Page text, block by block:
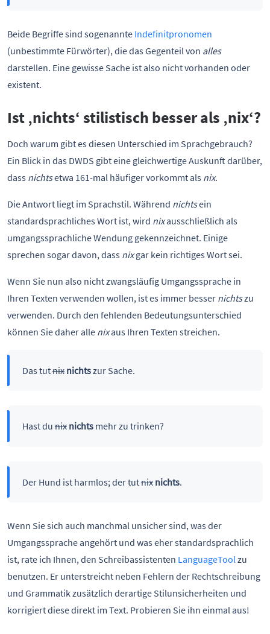
Beide Begriffe sind sogenannte Indefinitpronomen
(unbestimmte Fürwörter), die das Gegenteil von alles
darstellen. Eine gewisse Sache ist also nicht vorhanden oder
existent.
Ist ‚nichts‘ stilistisch besser als ‚nix‘?
Doch warum gibt es diesen Unterschied im Sprachgebrauch?
Ein Blick in das DWDS gibt eine gleichwertige Auskunft darüber,
dass nichtsetwa 161-mal häufiger vorkommt als nix.
Die Antwort liegt im Sprachstil. Während nichtsein
standardsprachliches Wort ist, wird nixausschließlich als
umgangssprachliche Wendung gekennzeichnet. Einige
sprechen sogar davon, dass nixgar kein richtiges Wort sei.
Wenn Sie nun also nicht zwangsläufig Umgangssprache in
Ihren Texten verwenden wollen, ist es immer besser nichtszu
verwenden. Durch den fehlenden Bedeutungsunterschied
können Sie daher alle nixaus Ihren Texten streichen.
Das tutnix nichtszur Sache.
Hast du nix nichtsmehr zu trinken?
Der Hund ist harmlos; der tutnix nichts.
Wenn Sie sich auch manchmal unsicher sind, was der
Umgangssprache angehört und was eher standardsprachlich
ist, rate ich Ihnen, den Schreibassistenten LanguageToolzu
benutzen. Er unterstreicht neben Fehlern der Rechtschreibung
und Grammatik zusätzlich derartige Stilunsicherheiten und
korrigiert diese direkt im Text. Probieren Sie ihn einmal aus!